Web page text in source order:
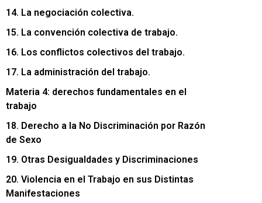
14. La negociación colectiva.
15. La convención colectiva de trabajo.
16. Los conflictos colectivos del trabajo.
17. La administración del trabajo.
Materia 4: derechos fundamentales en el
trabajo
18. Derecho a la No Discriminación por Razón
de Sexo
19. Otras Desigualdades y Discriminaciones
20. Violencia en el Trabajo en sus Distintas
Manifestaciones